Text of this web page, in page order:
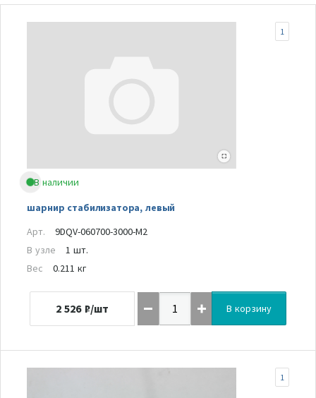
В наличии
шарнир стабилизатора, левый
1
Арт.
9DQV-060700-3000-M2
В узле
1 шт.
Вес
0.211 кг
2 526 ₽/шт В корзину
1